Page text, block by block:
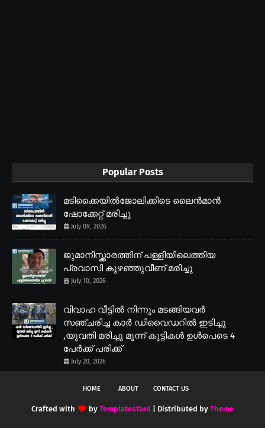
Popular Posts
മടിക്കൈയിൽജോലിക്കിടെ ലൈൻമാൻ
ഷോക്കേറ്റ് മരിച്ചു
July 09, 2026
ജുമാനിസ്ക്കാരത്തിന് പള്ളിയിലെത്തിയ
പ്രവാസി കുഴഞ്ഞുവീണ് മരിച്ചു
July 10, 2026
വിവാഹ വീട്ടിൽ നിന്നും മടങ്ങിയവർ
സഞ്ചരിച്ച കാർ ഡിവൈഡറിൽ ഇടിച്ചു
,യുവതി മരിച്ചു മൂന്ന് കുട്ടികൾ ഉൾപെടെ 4
പേർക്ക് പരിക്ക്
July 20, 2026
HOME ABOUT CONTACT US
Crafted with by TemplatesYard | Distributed by Theme